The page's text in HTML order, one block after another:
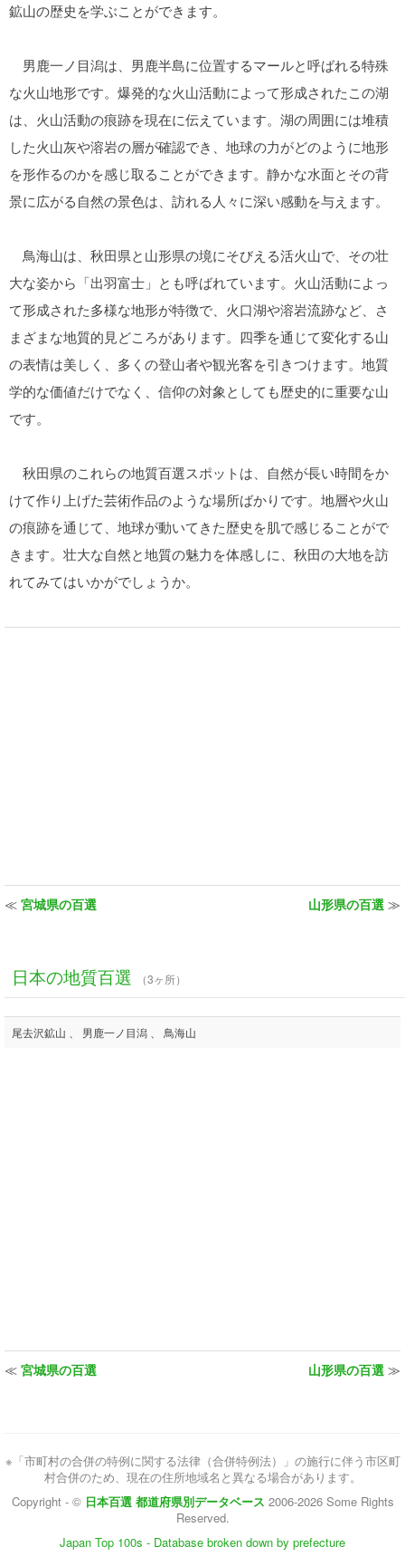
鉱山の歴史を学ぶことができます。
男鹿一ノ目潟は、男鹿半島に位置するマールと呼ばれる特殊
な火山地形です。爆発的な火山活動によって形成されたこの湖
は、火山活動の痕跡を現在に伝えています。湖の周囲には堆積
した火山灰や溶岩の層が確認でき、地球の力がどのように地形
を形作るのかを感じ取ることができます。静かな水面とその背
景に広がる自然の景色は、訪れる人々に深い感動を与えます。
鳥海山は、秋田県と山形県の境にそびえる活火山で、その壮
大な姿から「出羽富士」とも呼ばれています。火山活動によっ
て形成された多様な地形が特徴で、火口湖や溶岩流跡など、さ
まざまな地質的見どころがあります。四季を通じて変化する山
の表情は美しく、多くの登山者や観光客を引きつけます。地質
学的な価値だけでなく、信仰の対象としても歴史的に重要な山
です。
秋田県のこれらの地質百選スポットは、自然が長い時間をか
けて作り上げた芸術作品のような場所ばかりです。地層や火山
の痕跡を通じて、地球が動いてきた歴史を肌で感じることがで
きます。壮大な自然と地質の魅力を体感しに、秋田の大地を訪
れてみてはいかがでしょうか。
≪ 宮城県の百選 山形県の百選 ≫
日本の地質百選 （3ヶ所）
尾去沢鉱山 、 男鹿一ノ目潟 、 鳥海山
≪ 宮城県の百選 山形県の百選 ≫
※「市町村の合併の特例に関する法律（合併特例法）」の施行に伴う市区町
村合併のため、現在の住所地域名と異なる場合があります。
Copyright - © 日本百選 都道府県別データベース 2006-2026 Some Rights
Reserved.
Japan Top 100s - Database broken down by prefecture